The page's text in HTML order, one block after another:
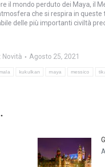
il mondo perduto dei Maya, il
che si respira in
delle più importanti civiltà
Novità
Agosto 25, 2021
kukulkan maya messico